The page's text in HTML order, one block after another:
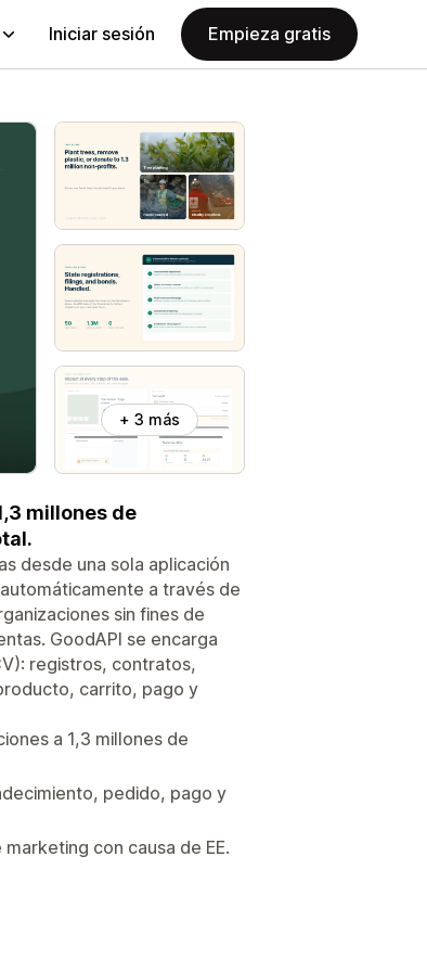
Iniciar sesión Empieza gratis
+ 3 más
millones de
desde una sola aplicación
a través de
sin fines de
GoodAPI se encarga
registros, contratos,
carrito, pago y
a 1,3 millones de
pedido, pago y
con causa de EE.